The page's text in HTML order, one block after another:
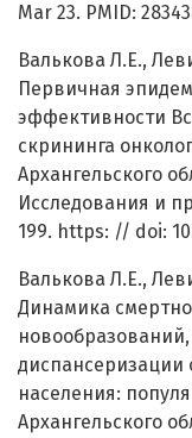
Mar 23. PMID:
Валькова Л.Е.,
Первичная
эффективности
скрининга
Архангельского
Исследования и
199. https: // doi:
Валькова Л.Е.,
Динамика
диспансеризации
населения:
Архангельского